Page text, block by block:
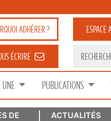
ADHÉRER ? ESPACE
ÉCRIRE
UNE PUBLICATIONS
DE
ACTUALITÉS